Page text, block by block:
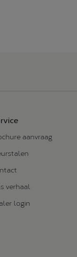
aanvraag
verhaal
login